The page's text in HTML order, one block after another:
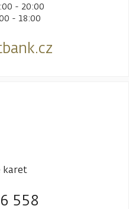
- 20:00
- 18:00
karet
558